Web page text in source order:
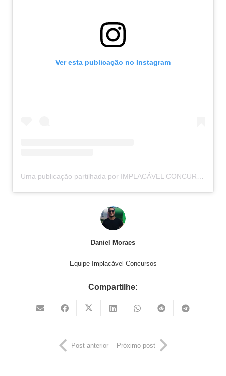
Ver esta publicação no Instagram
Daniel Moraes
Equipe Implacável Concursos
Compartilhe:
Post anterior Próximo post